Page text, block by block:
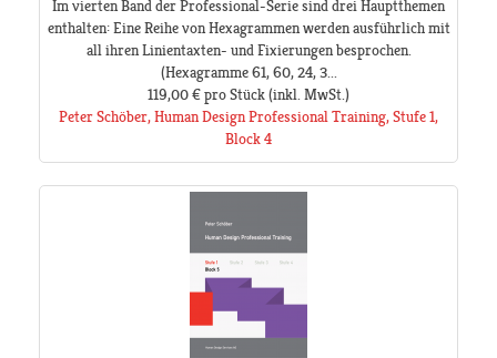
Im vierten Band der Professional-Serie sind drei Hauptthemen
enthalten: Eine Reihe von Hexagrammen werden ausführlich mit
all ihren Linientaxten- und Fixierungen besprochen.
(Hexagramme 61, 60, 24, 3...
119,00 €pro Stück(inkl. MwSt.)
Peter Schöber, Human Design Professional Training, Stufe 1,
Block 4